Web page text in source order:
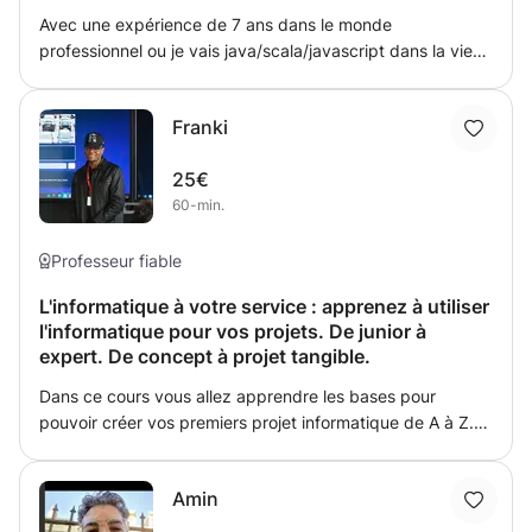
Avec une expérience de 7 ans dans le monde
professionnel ou je vais java/scala/javascript dans la vie
pédagogue et aime ce que je fais
Franki
25€
60-min.
Professeur fiable
L'informatique à votre service : apprenez à utiliser
l'informatique pour vos projets. De junior à
expert. De concept à projet tangible.
Dans ce cours vous allez apprendre les bases pour
pouvoir créer vos premiers projet informatique de A à Z.
une vision globale de l'informatique pour d'abord
déconstruire les croyances limitante que vous devez
Amin